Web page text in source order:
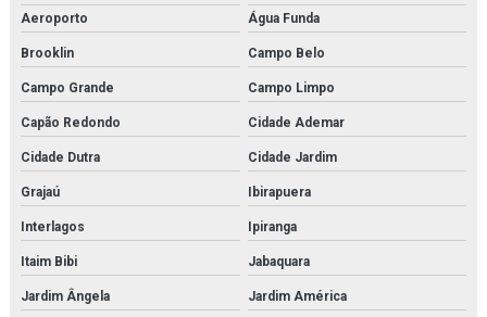
Kit molecular médico em são paulo
Kit molecular médico em sp
Kit molecular médico para estudo
Kit molecular química
Kit molecular química orgânica
Kit molecular química orgânica e inorgânica
Manequim simulador de rcp
Aeroporto
Água Funda
Brooklin Campo Belo
Campo Grande Campo Limpo
Capão Redondo Cidade Ademar
Cidade Dutra Cidade Jardim
Grajaú Ibirapuera
Interlagos Ipiranga
Itaim Bibi Jabaquara
Jardim Ângela Jardim América